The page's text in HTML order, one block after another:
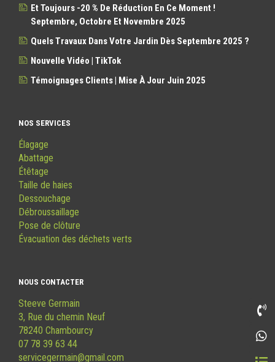
Et Toujours -20 % De Réduction En Ce Moment !
Septembre, Octobre Et Novembre 2025
Quels Travaux Dans Votre Jardin Dès Septembre 2025 ?
Nouvelle Vidéo | TikTok
Témoignages Clients | Mise À Jour Juin 2025
NOS SERVICES
Élagage
Abattage
Étêtage
Taille de haies
Dessouchage
Débroussaillage
Pose de clôture
Évacuation des déchets verts
NOUS CONTACTER
Steeve Germain
3, Rue du chemin Neuf
78240 Chambourcy
07 78 39 63 44
servicegermain@gmail.com